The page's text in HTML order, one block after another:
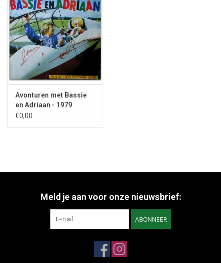
Avonturen met Bassie
en Adriaan - 1979
€0,00
Meld je aan voor onze nieuwsbrief:
ABONNEER